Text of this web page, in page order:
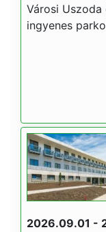
Városi Uszoda
ingyenes
2026.09.01 -